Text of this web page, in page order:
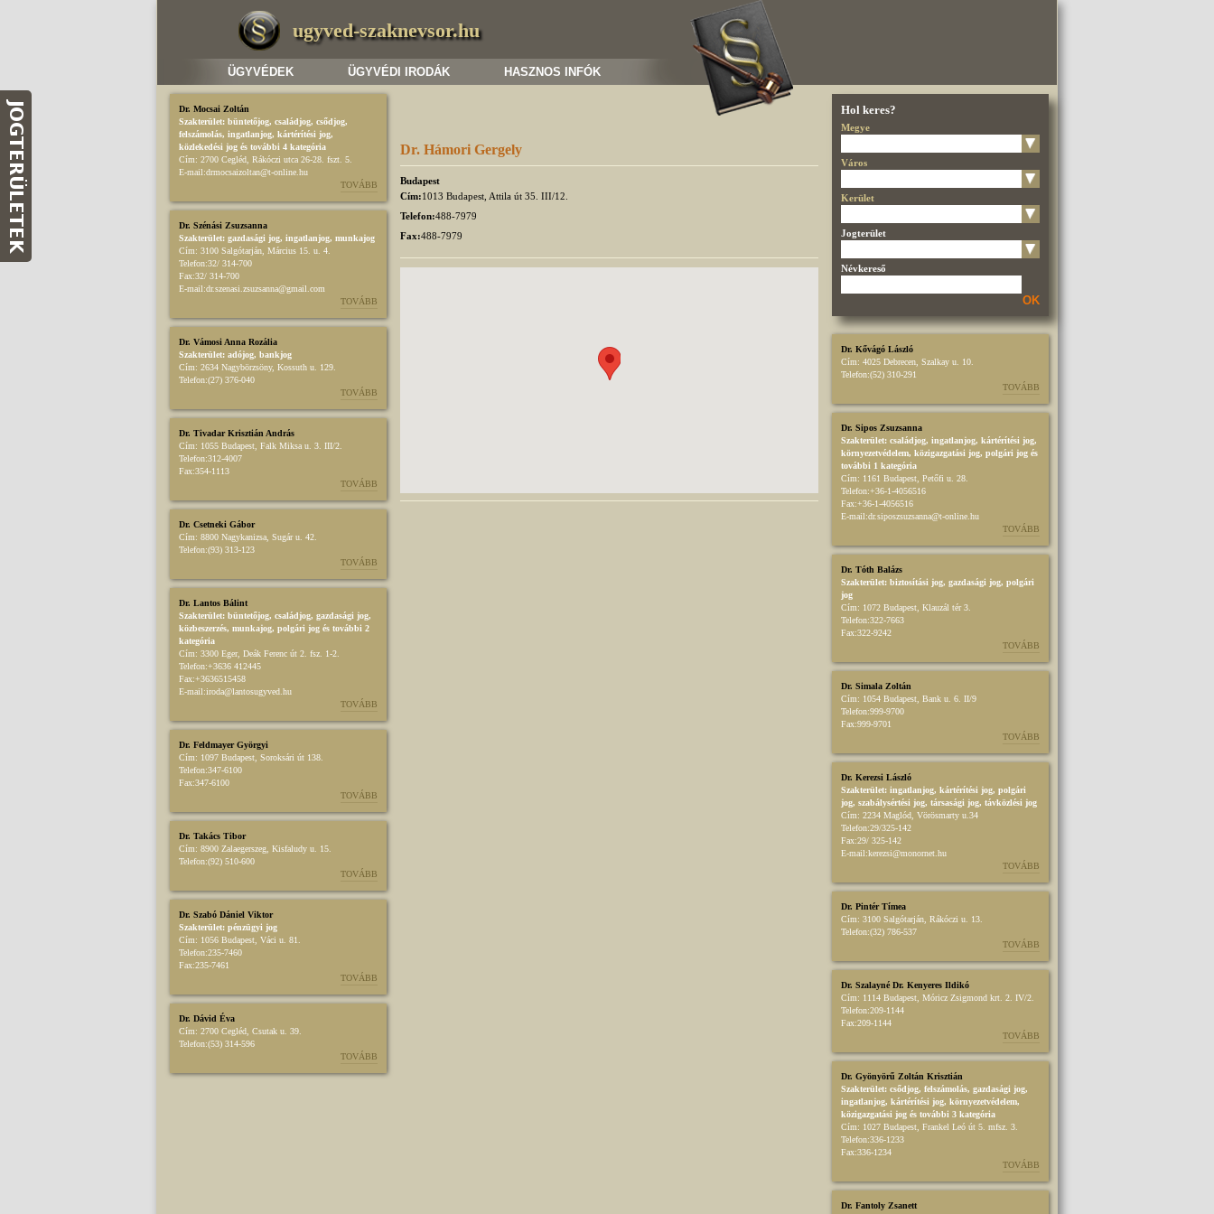
ugyved-szaknevsor.hu
ÜGYVÉDEK ÜGYVÉDI IRODÁK HASZNOS INFÓK
Dr. Mocsai Zoltán
Szakterület: büntetőjog, családjog, csődjog,
felszámolás, ingatlanjog, kártérítési jog,
közlekedési jog és további 4 kategória
Cím: 2700 Cegléd, Rákóczi utca 26-28. fszt. 5.
E-mail:drmocsaizoltan@t-online.hu
TOVÁBB
Dr. Szénási Zsuzsanna
Szakterület: gazdasági jog, ingatlanjog, munkajog
Cím: 3100 Salgótarján, Március 15. u. 4.
Telefon:32/ 314-700
Fax:32/ 314-700
E-mail:dr.szenasi.zsuzsanna@gmail.com
TOVÁBB
Dr. Vámosi Anna Rozália
Szakterület: adójog, bankjog
Cím: 2634 Nagybörzsöny, Kossuth u. 129.
Telefon:(27) 376-040
TOVÁBB
Dr. Tivadar Krisztián András
Cím: 1055 Budapest, Falk Miksa u. 3. III/2.
Telefon:312-4007
Fax:354-1113
TOVÁBB
Dr. Csetneki Gábor
Cím: 8800 Nagykanizsa, Sugár u. 42.
Telefon:(93) 313-123
TOVÁBB
Dr. Lantos Bálint
Szakterület: büntetőjog, családjog, gazdasági jog,
közbeszerzés, munkajog, polgári jog és további 2
kategória
Cím: 3300 Eger, Deák Ferenc út 2. fsz. 1-2.
Telefon:+3636 412445
Fax:+3636515458
E-mail:iroda@lantosugyved.hu
TOVÁBB
Dr. Feldmayer Györgyi
Cím: 1097 Budapest, Soroksári út 138.
Telefon:347-6100
Fax:347-6100
TOVÁBB
Dr. Takács Tibor
Cím: 8900 Zalaegerszeg, Kisfaludy u. 15.
Telefon:(92) 510-600
TOVÁBB
Dr. Szabó Dániel Viktor
Szakterület: pénzügyi jog
Cím: 1056 Budapest, Váci u. 81.
Telefon:235-7460
Fax:235-7461
TOVÁBB
Dr. Dávid Éva
Cím: 2700 Cegléd, Csutak u. 39.
Telefon:(53) 314-596
TOVÁBB
Dr. Hámori Gergely
Budapest
Cím:1013 Budapest, Attila út 35. III/12.
Telefon:488-7979
Fax:488-7979
Hol keres?
Megye
Város
Kerület
Jogterület
Névkereső
OK
Dr. Kővágó László
Cím: 4025 Debrecen, Szalkay u. 10.
Telefon:(52) 310-291
TOVÁBB
Dr. Sipos Zsuzsanna
Szakterület: családjog, ingatlanjog, kártérítési jog,
környezetvédelem, közigazgatási jog, polgári jog és
további 1 kategória
Cím: 1161 Budapest, Petőfi u. 28.
Telefon:+36-1-4056516
Fax:+36-1-4056516
E-mail:dr.siposzsuzsanna@t-online.hu
TOVÁBB
Dr. Tóth Balázs
Szakterület: biztosítási jog, gazdasági jog, polgári
jog
Cím: 1072 Budapest, Klauzál tér 3.
Telefon:322-7663
Fax:322-9242
TOVÁBB
Dr. Simala Zoltán
Cím: 1054 Budapest, Bank u. 6. II/9
Telefon:999-9700
Fax:999-9701
TOVÁBB
Dr. Kerezsi László
Szakterület: ingatlanjog, kártérítési jog, polgári
jog, szabálysértési jog, társasági jog, távközlési jog
Cím: 2234 Maglód, Vörösmarty u.34
Telefon:29/325-142
Fax:29/ 325-142
E-mail:kerezsi@monornet.hu
TOVÁBB
Dr. Pintér Tímea
Cím: 3100 Salgótarján, Rákóczi u. 13.
Telefon:(32) 786-537
TOVÁBB
Dr. Szalayné Dr. Kenyeres Ildikó
Cím: 1114 Budapest, Móricz Zsigmond krt. 2. IV/2.
Telefon:209-1144
Fax:209-1144
TOVÁBB
Dr. Gyönyörű Zoltán Krisztián
Szakterület: csődjog, felszámolás, gazdasági jog,
ingatlanjog, kártérítési jog, környezetvédelem,
közigazgatási jog és további 3 kategória
Cím: 1027 Budapest, Frankel Leó út 5. mfsz. 3.
Telefon:336-1233
Fax:336-1234
TOVÁBB
Dr. Fantoly Zsanett